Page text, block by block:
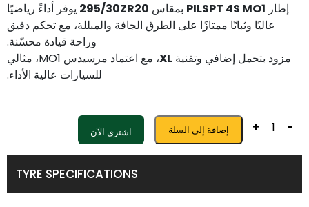
إطار PILSPT 4S MO1 بمقاس 295/30ZR20 يوفر أداءً رياضيًا
عاليًا وثباتًا ممتازًا على الطرق الجافة والمبللة، مع تحكم دقيق
وراحة قيادة محسّنة.
مزود بتحمل إضافي وتقنية XL
، مع اعتماد مرسيدس MO1، مثالي
للسيارات عالية الأداء.
-
+ إضافة إلى السلة اشتري الآن
TYRE SPECIFICATIONS